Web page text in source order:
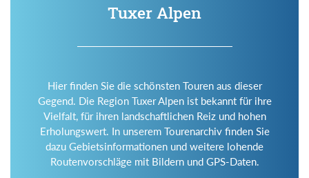
Tuxer Alpen
Hier finden Sie die schönsten Touren aus dieser
Gegend. Die Region Tuxer Alpen ist bekannt für ihre
Vielfalt, für ihren landschaftlichen Reiz und hohen
Erholungswert. In unserem Tourenarchiv finden Sie
dazu Gebietsinformationen und weitere lohende
Routenvorschläge mit Bildern und GPS-Daten.